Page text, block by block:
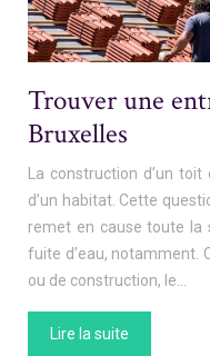
Trouver une
Bruxelles
La construction d’un toit
d’un habitat. Cette
remet en cause toute la
fuite d’eau, notamment.
ou de construction, le…
Lire la suite